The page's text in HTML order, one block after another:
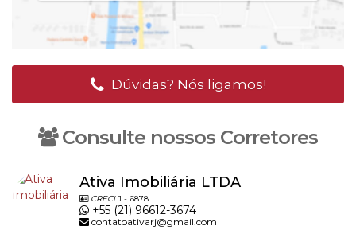
Dúvidas? Nós ligamos!
Consulte nossos Corretores
Ativa Imobiliária LTDA
CRECIJ - 6878
+55 (21) 96612-3674
contatoativarj@gmail.com